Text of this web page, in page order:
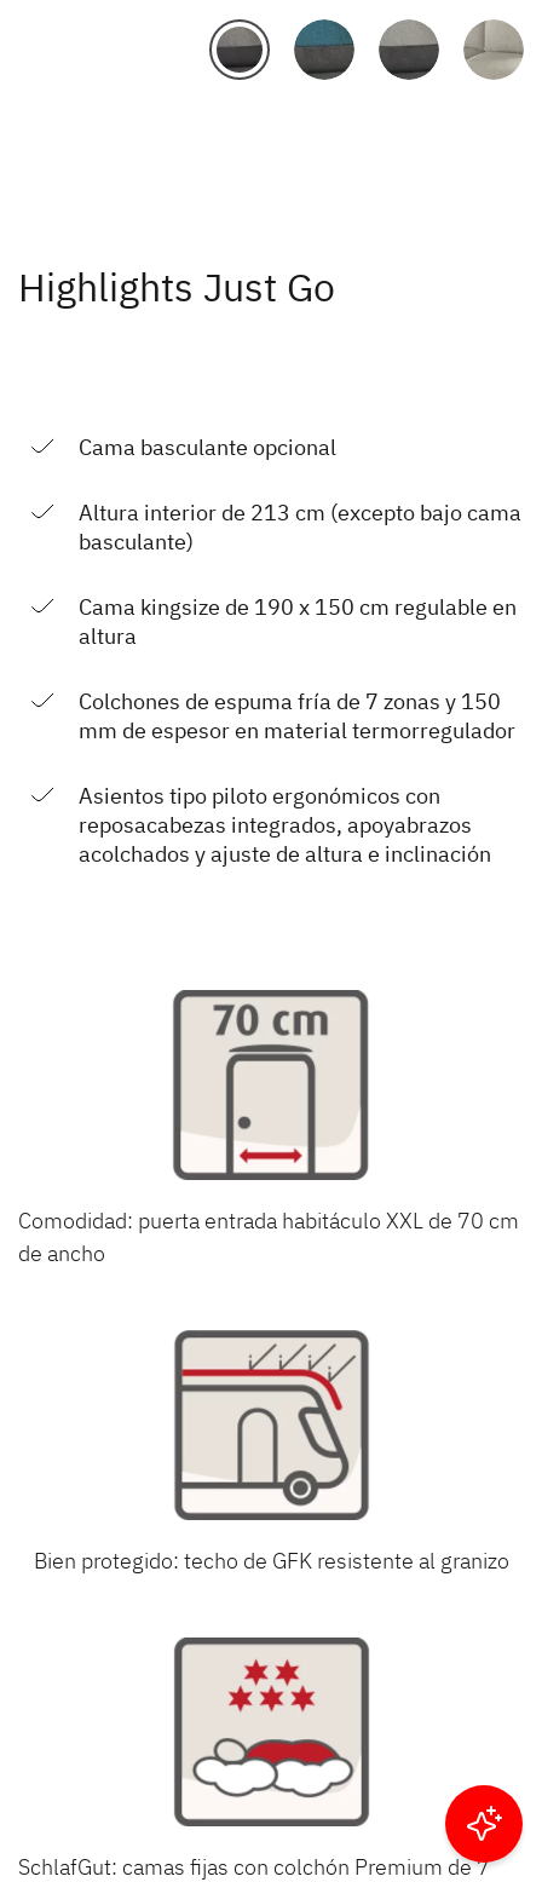
Highlights Just Go
Cama basculante opcional
Altura interior de 213 cm (excepto bajo cama
basculante)
Cama kingsize de 190 x 150 cm regulable en
altura
Colchones de espuma fría de 7 zonas y 150
mm de espesor en material termorregulador
Asientos tipo piloto ergonómicos con
reposacabezas integrados, apoyabrazos
acolchados y ajuste de altura e inclinación
Comodidad: puerta entrada habitáculo XXL de 70 cm
de ancho
Bien protegido: techo de GFK resistente al granizo
SchlafGut: camas fijas con colchón Premium de 7